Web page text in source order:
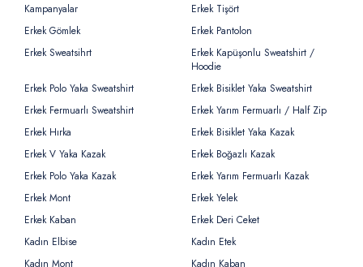
Kampanyalar
Erkek Tişört
Erkek Gömlek
Erkek Pantolon
Erkek Sweatsihrt
Erkek Kapüşonlu Sweatshirt /
Hoodie
Erkek Polo Yaka Sweatshirt
Erkek Bisiklet Yaka Sweatshirt
Erkek Fermuarlı Sweatshirt
Erkek Yarım Fermuarlı / Half Zip
Erkek Hırka
Erkek Bisiklet Yaka Kazak
Erkek V Yaka Kazak
Erkek Boğazlı Kazak
Erkek Polo Yaka Kazak
Erkek Yarım Fermuarlı Kazak
Erkek Mont
Erkek Yelek
Erkek Kaban
Erkek Deri Ceket
Kadın Elbise
Kadın Etek
Kadın Mont
Kadın Kaban